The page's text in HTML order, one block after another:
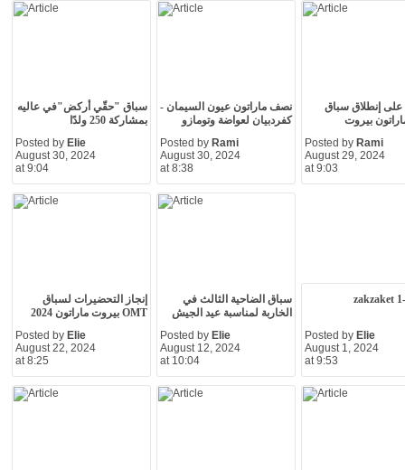
سباق "حقّي أركض"في عاليه
بمشاركة 250 ولدًا
Posted by Elie
August 30, 2024
at 9:04
نصف ماراتون عيون السيمان -
كفردبيان لعواضة وتومازو
Posted by Rami
August 30, 2024
at 8:38
على إنطلاق سباق
Posted by Rami
August 29, 2024
at 9:03
إنجاز التحضيرات لسباق
OMT بيروت ماراتون 2024
Posted by Elie
August 22, 2024
at 8:25
سباق الضاحية الثالث في
الخاربة لمناسبة عيد الجيش
Posted by Elie
August 12, 2024
at 10:04
zakzaket
Posted by Elie
August 1, 2024
at 9:53